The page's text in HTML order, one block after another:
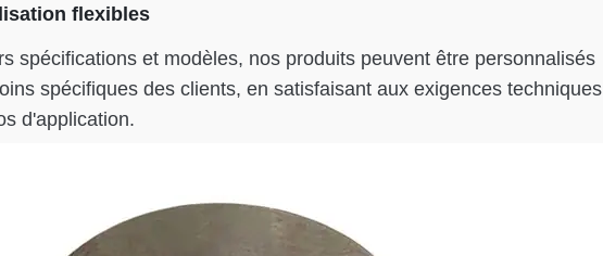
flexibles
spécifications et modèles, nos produits peuvent être personnalisés
spécifiques des clients, en satisfaisant aux exigences techniques
d'application.